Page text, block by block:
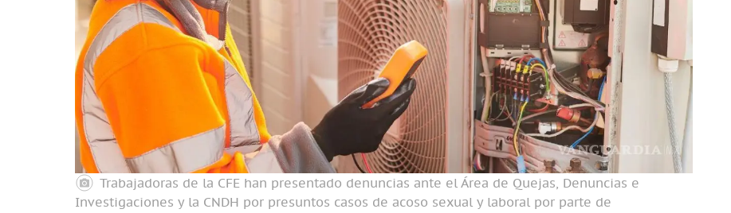
Trabajadoras de la CFE han presentado denuncias ante el Área de Quejas, Denuncias e
Investigaciones y la CNDH por presuntos casos de acoso sexual y laboral por parte de